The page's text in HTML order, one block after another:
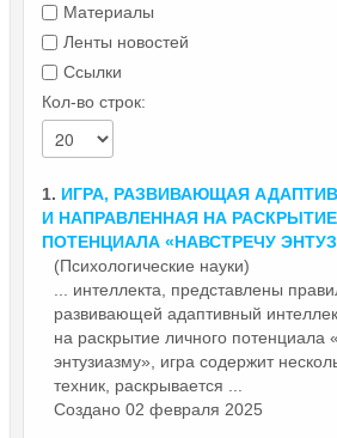
Материалы
Ленты новостей
Ссылки
Кол-во строк:
1. ИГРА, РАЗВИВАЮЩАЯ
И НАПРАВЛЕННАЯ НА
ПОТЕНЦИАЛА «НАВСТРЕЧУ
(Психологические науки)
... интеллекта, представлены
развивающей адаптивный
на раскрытие личного потенциала
энтузиазму» , игра содержит
техник, раскрывается ...
Создано 02 февраля 2025